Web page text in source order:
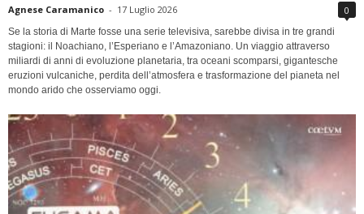
Agnese Caramanico - 17 Luglio 2026 0
Se la storia di Marte fosse una serie televisiva, sarebbe divisa in tre grandi
stagioni: il Noachiano, l’Esperiano e l’Amazoniano. Un viaggio attraverso
miliardi di anni di evoluzione planetaria, tra oceani scomparsi, gigantesche
eruzioni vulcaniche, perdita dell’atmosfera e trasformazione del pianeta nel
mondo arido che osserviamo oggi.